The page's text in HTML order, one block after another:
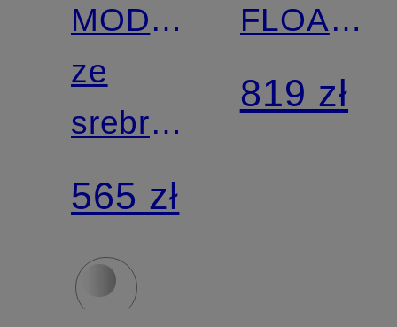
MODERN
EMBLEM
ze
srebra
sterling
925
565 zł
ze
819 zł